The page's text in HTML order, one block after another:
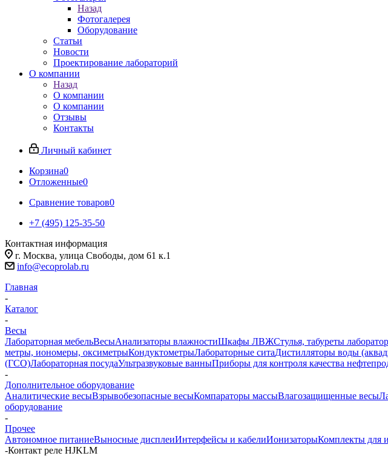
Назад
Фотогалерея
Оборудование
Статьи
Новости
Проектирование лабораторий
О компании
Назад
О компании
О компании
Отзывы
Контакты
Личный кабинет
Корзина0
Отложенные0
Сравнение товаров0
+7 (495) 125-35-50
Контактная информация
г. Москва, улица Свободы, дом 61 к.1
info@ecoprolab.ru
Главная
-
Каталог
-
Весы
Лабораторная мебельВесыАнализаторы влажностиШкафы ЛВЖСтулья, табуреты
метры, иономеры, оксиметрыКондуктометрыЛабораторные ситаДистилляторы воды
(ГСО)Лабораторная посудаУльтразвуковые ванныПриборы для контроля качества
-
Дополнительное оборудование
Аналитические весыВзрывобезопасные весыКомпараторы массыВлагозащищенные весы
оборудование
-
Прочее
Автономное питаниеВыносные дисплеиИнтерфейсы и кабелиИонизаторыКомплекты для
-Контакт реле HJKLM